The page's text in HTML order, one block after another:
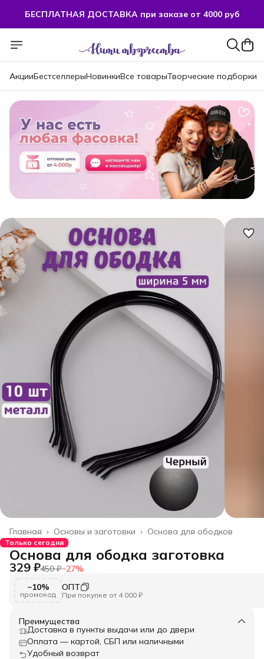
БЕСПЛАТНАЯ ДОСТАВКА при заказе от 4000 руб
БЕСПЛАТНАЯ ДОСТАВКА при заказе от 4000 руб
АкцииБестселлерыНовинкиВсе товарыТворческие подборки
Основа для ободков
Основы и заготовки ›
Главная ›
Только сегодня
Основа для ободка заготовка
329 ₽450 ₽−27%
−10%
промокод
ОПТ
При покупке от 4 000 ₽
Преимущества
Доставка в пункты выдачи или до двери
Оплата — картой, СБП или наличными
Удобный возврат